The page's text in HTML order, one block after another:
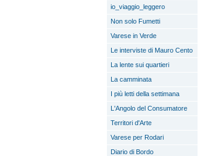
io_viaggio_leggero
Non solo Fumetti
Varese in Verde
Le interviste di Mauro Cento
La lente sui quartieri
La camminata
I più letti della settimana
L'Angolo del Consumatore
Territori d'Arte
Varese per Rodari
Diario di Bordo